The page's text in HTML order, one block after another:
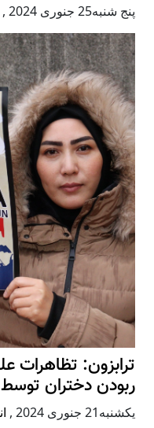
پنج شنبه25 جنوری 2024 ,
ترابزون: تظاهرات
ربودن دختران
يكشنبه21 جنوری 2024 ,